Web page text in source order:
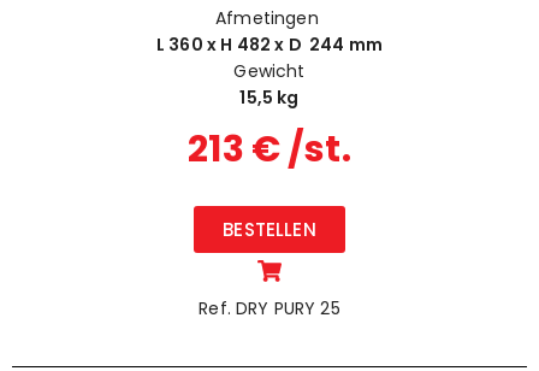
Afmetingen
L 360 x H 482 x D 244 mm
Gewicht
15,5 kg
213 € /st.
BESTELLEN
Ref. DRY PURY 25